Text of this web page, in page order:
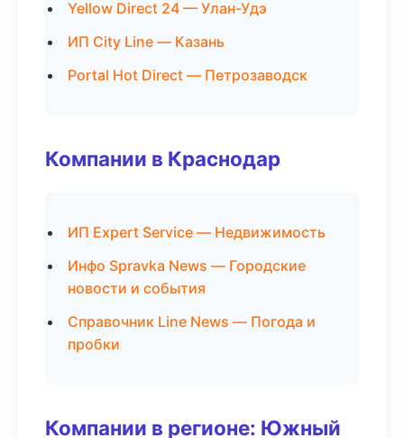
Yellow Direct 24 — Улан-Удэ
ИП City Line — Казань
Portal Hot Direct — Петрозаводск
Компании в Краснодар
ИП Expert Service — Недвижимость
Инфо Spravka News — Городские
новости и события
Справочник Line News — Погода и
пробки
Компании в регионе: Южный